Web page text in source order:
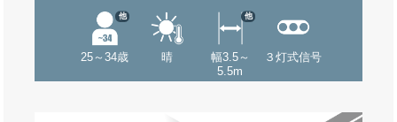
25～34歳
他
晴
幅3.5～
5.5m
他
３灯式信号